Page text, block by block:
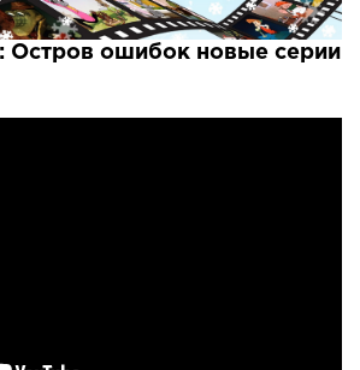
Остров ошибок новые серии